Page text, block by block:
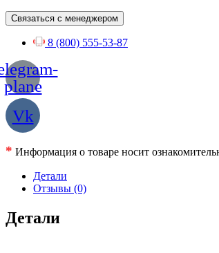
Связаться с менеджером
8 (800) 555-53-87
plane
Vk
* Информация о товаре носит
Детали
Отзывы (0)
Детали